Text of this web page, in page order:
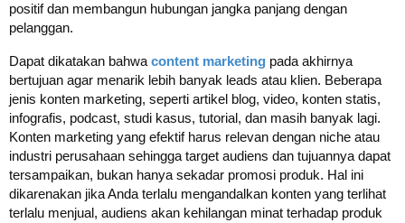
positif dan membangun hubungan jangka panjang dengan
pelanggan.
Dapat dikatakan bahwa content marketing pada akhirnya
bertujuan agar menarik lebih banyak leads atau klien. Beberapa
jenis konten marketing, seperti artikel blog, video, konten statis,
infografis, podcast, studi kasus, tutorial, dan masih banyak lagi.
Konten marketing yang efektif harus relevan dengan niche atau
industri perusahaan sehingga target audiens dan tujuannya dapat
tersampaikan, bukan hanya sekadar promosi produk. Hal ini
dikarenakan jika Anda terlalu mengandalkan konten yang terlihat
terlalu menjual, audiens akan kehilangan minat terhadap produk